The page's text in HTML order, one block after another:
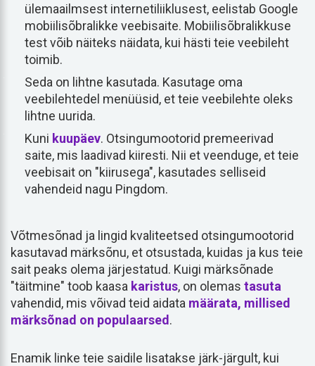
ülemaailmsest internetiliiklusest, eelistab Google
mobiilisõbralikke veebisaite. Mobiilisõbralikkuse
test võib näiteks näidata, kui hästi teie veebileht
toimib.
Seda on lihtne kasutada. Kasutage oma
veebilehtedel menüüsid, et teie veebilehte oleks
lihtne uurida.
Kuni kuupäev. Otsingumootorid premeerivad
saite, mis laadivad kiiresti. Nii et veenduge, et teie
veebisait on "kiirusega", kasutades selliseid
vahendeid nagu Pingdom.
Võtmesõnad ja lingid kvaliteetsed otsingumootorid
kasutavad märksõnu, et otsustada, kuidas ja kus teie
sait peaks olema järjestatud. Kuigi märksõnade
"täitmine" toob kaasa karistus, on olemas tasuta
vahendid, mis võivad teid aidata määrata, millised
märksõnad on populaarsed .
Enamik linke teie saidile lisatakse järk-järgult, kui